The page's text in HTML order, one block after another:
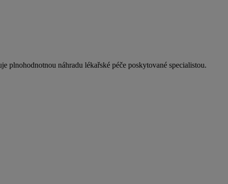
plnohodnotnou náhradu lékařské péče poskytované specialistou.